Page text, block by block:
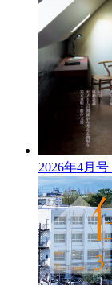
2026年4月号